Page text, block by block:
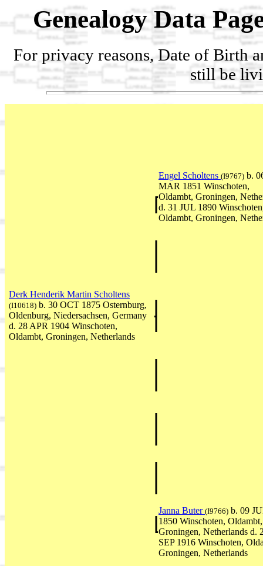
Genealogy Data
For privacy reasons, Date of Birth
still be
Engel Scholtens (I9767) b.
MAR 1851 Winschoten,
Oldambt, Groningen,
d. 31 JUL 1890
Oldambt, Groningen,
Derk Henderik Martin Scholtens
(I10618) b. 30 OCT 1875 Osternburg,
Oldenburg, Niedersachsen, Germany
d. 28 APR 1904 Winschoten,
Oldambt, Groningen, Netherlands
Janna Buter (I9766) b. 09
1850 Winschoten, Oldambt,
Groningen, Netherlands d.
SEP 1916 Winschoten,
Groningen, Netherlands